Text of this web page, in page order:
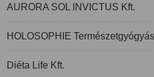
AURORA SOL INVICTUS Kft.
HOLOSOPHIE
Diéta Life Kft.